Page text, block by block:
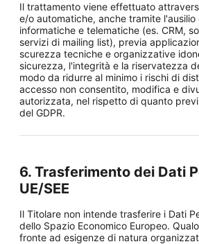
Il trattamento viene effettuato
e/o automatiche, anche tramite
informatiche e telematiche (es. CRM,
servizi di mailing list), previa
scurezza tecniche e organizzative
sicurezza, l'integrità e la riservatezza
modo da ridurre al minimo i rischi di
accesso non consentito, modifica e
autorizzata, nel rispetto di quanto
del GDPR.
6. Trasferimento dei Dati
UE/SEE
Il Titolare non intende trasferire i Dati
dello Spazio Economico Europeo.
fronte ad esigenze di natura